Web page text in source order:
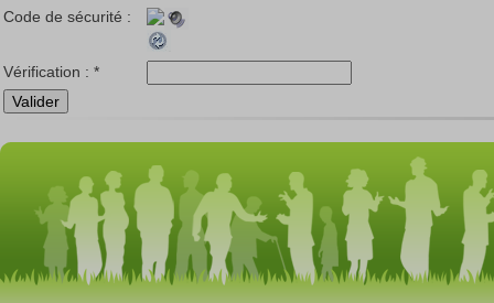
Code de sécurité :
Vérification : *